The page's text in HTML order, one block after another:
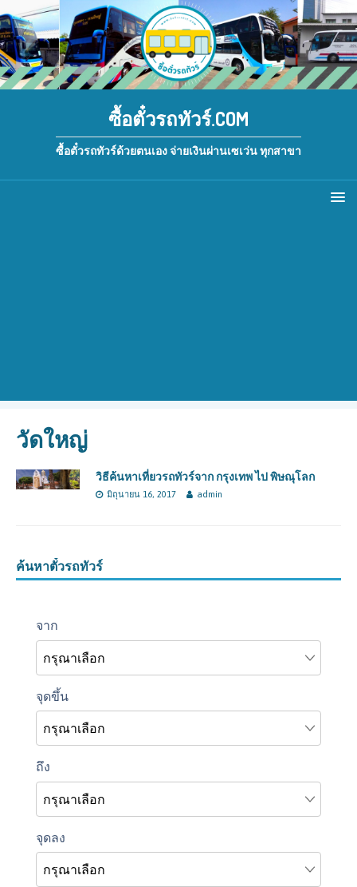
ซื้อตั๋วรถทัวร์.COM
ซื้อตั๋วรถทัวร์ด้วยตนเอง จ่ายเงินผ่านเซเว่น ทุกสาขา
วัดใหญ่
วิธีค้นหาเที่ยวรถทัวร์จาก กรุงเทพ ไป พิษณุโลก
มิถุนายน 16, 2017 admin
ค้นหาตั๋วรถทัวร์